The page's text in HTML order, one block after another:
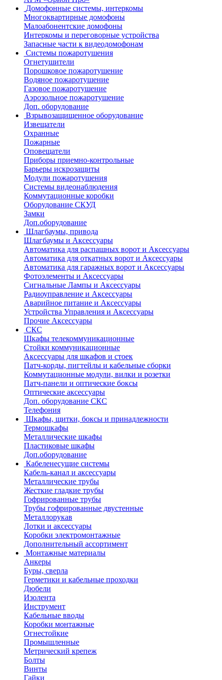
Домофонные системы, интеркомы
Многоквартирные домофоны
Малоабонентские домофоны
Интеркомы и переговорные устройства
Запасные части к видеодомофонам
Системы пожаротушения
Огнетушители
Порошковое пожаротушение
Водяное пожаротушение
Газовое пожаротушение
Аэрозольное пожаротушение
Доп. оборудование
Взрывозащищенное оборудование
Извещатели
Охранные
Пожарные
Оповещатели
Приборы приемно-контрольные
Барьеры искрозащиты
Модули пожаротушения
Системы видеонаблюдения
Коммутационные коробки
Оборудование СКУД
Замки
Доп.оборудование
Шлагбаумы, привода
Шлагбаумы и Аксессуары
Автоматика для распашных ворот и Аксессуары
Автоматика для откатных ворот и Аксессуары
Автоматика для гаражных ворот и Аксессуары
Фотоэлементы и Аксессуары
Сигнальные Лампы и Аксессуары
Радиоуправление и Аксессуары
Аварийное питание и Аксессуары
Устройства Управления и Аксессуары
Прочие Аксессуары
СКС
Шкафы телекоммуникационные
Стойки коммуникационные
Аксессуары для шкафов и стоек
Патч-корды, пигтейлы и кабельные сборки
Коммутационные модули, вилки и розетки
Патч-панели и оптические боксы
Оптические аксессуары
Доп. оборудование СКС
Телефония
Шкафы, щитки, боксы и принадлежности
Термошкафы
Металлические шкафы
Пластиковые шкафы
Доп.оборудование
Кабеленесущие системы
Кабель-канал и аксессуары
Металлические трубы
Жесткие гладкие трубы
Гофрированные трубы
Трубы гофрированные двустенные
Металлорукав
Лотки и аксессуары
Коробки электромонтажные
Дополнительный ассортимент
Монтажные материалы
Анкеры
Буры, сверла
Герметики и кабельные проходки
Дюбели
Изолента
Инструмент
Кабельные вводы
Коробки монтажные
Огнестойкие
Промышленные
Метрический крепеж
Болты
Винты
Гайки